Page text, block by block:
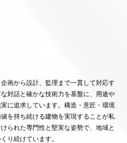
画から設計、監理まで一貫して対応す
対話と確かな技術力を基盤に、用途や
に追求しています。構造・意匠・環境
を持ち続ける建物を実現することが私
られた専門性と堅実な姿勢で、地域と
り続けています。